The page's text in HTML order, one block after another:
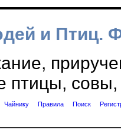
и Птиц.
птицы, совы,
Чайнику Правила Поиск